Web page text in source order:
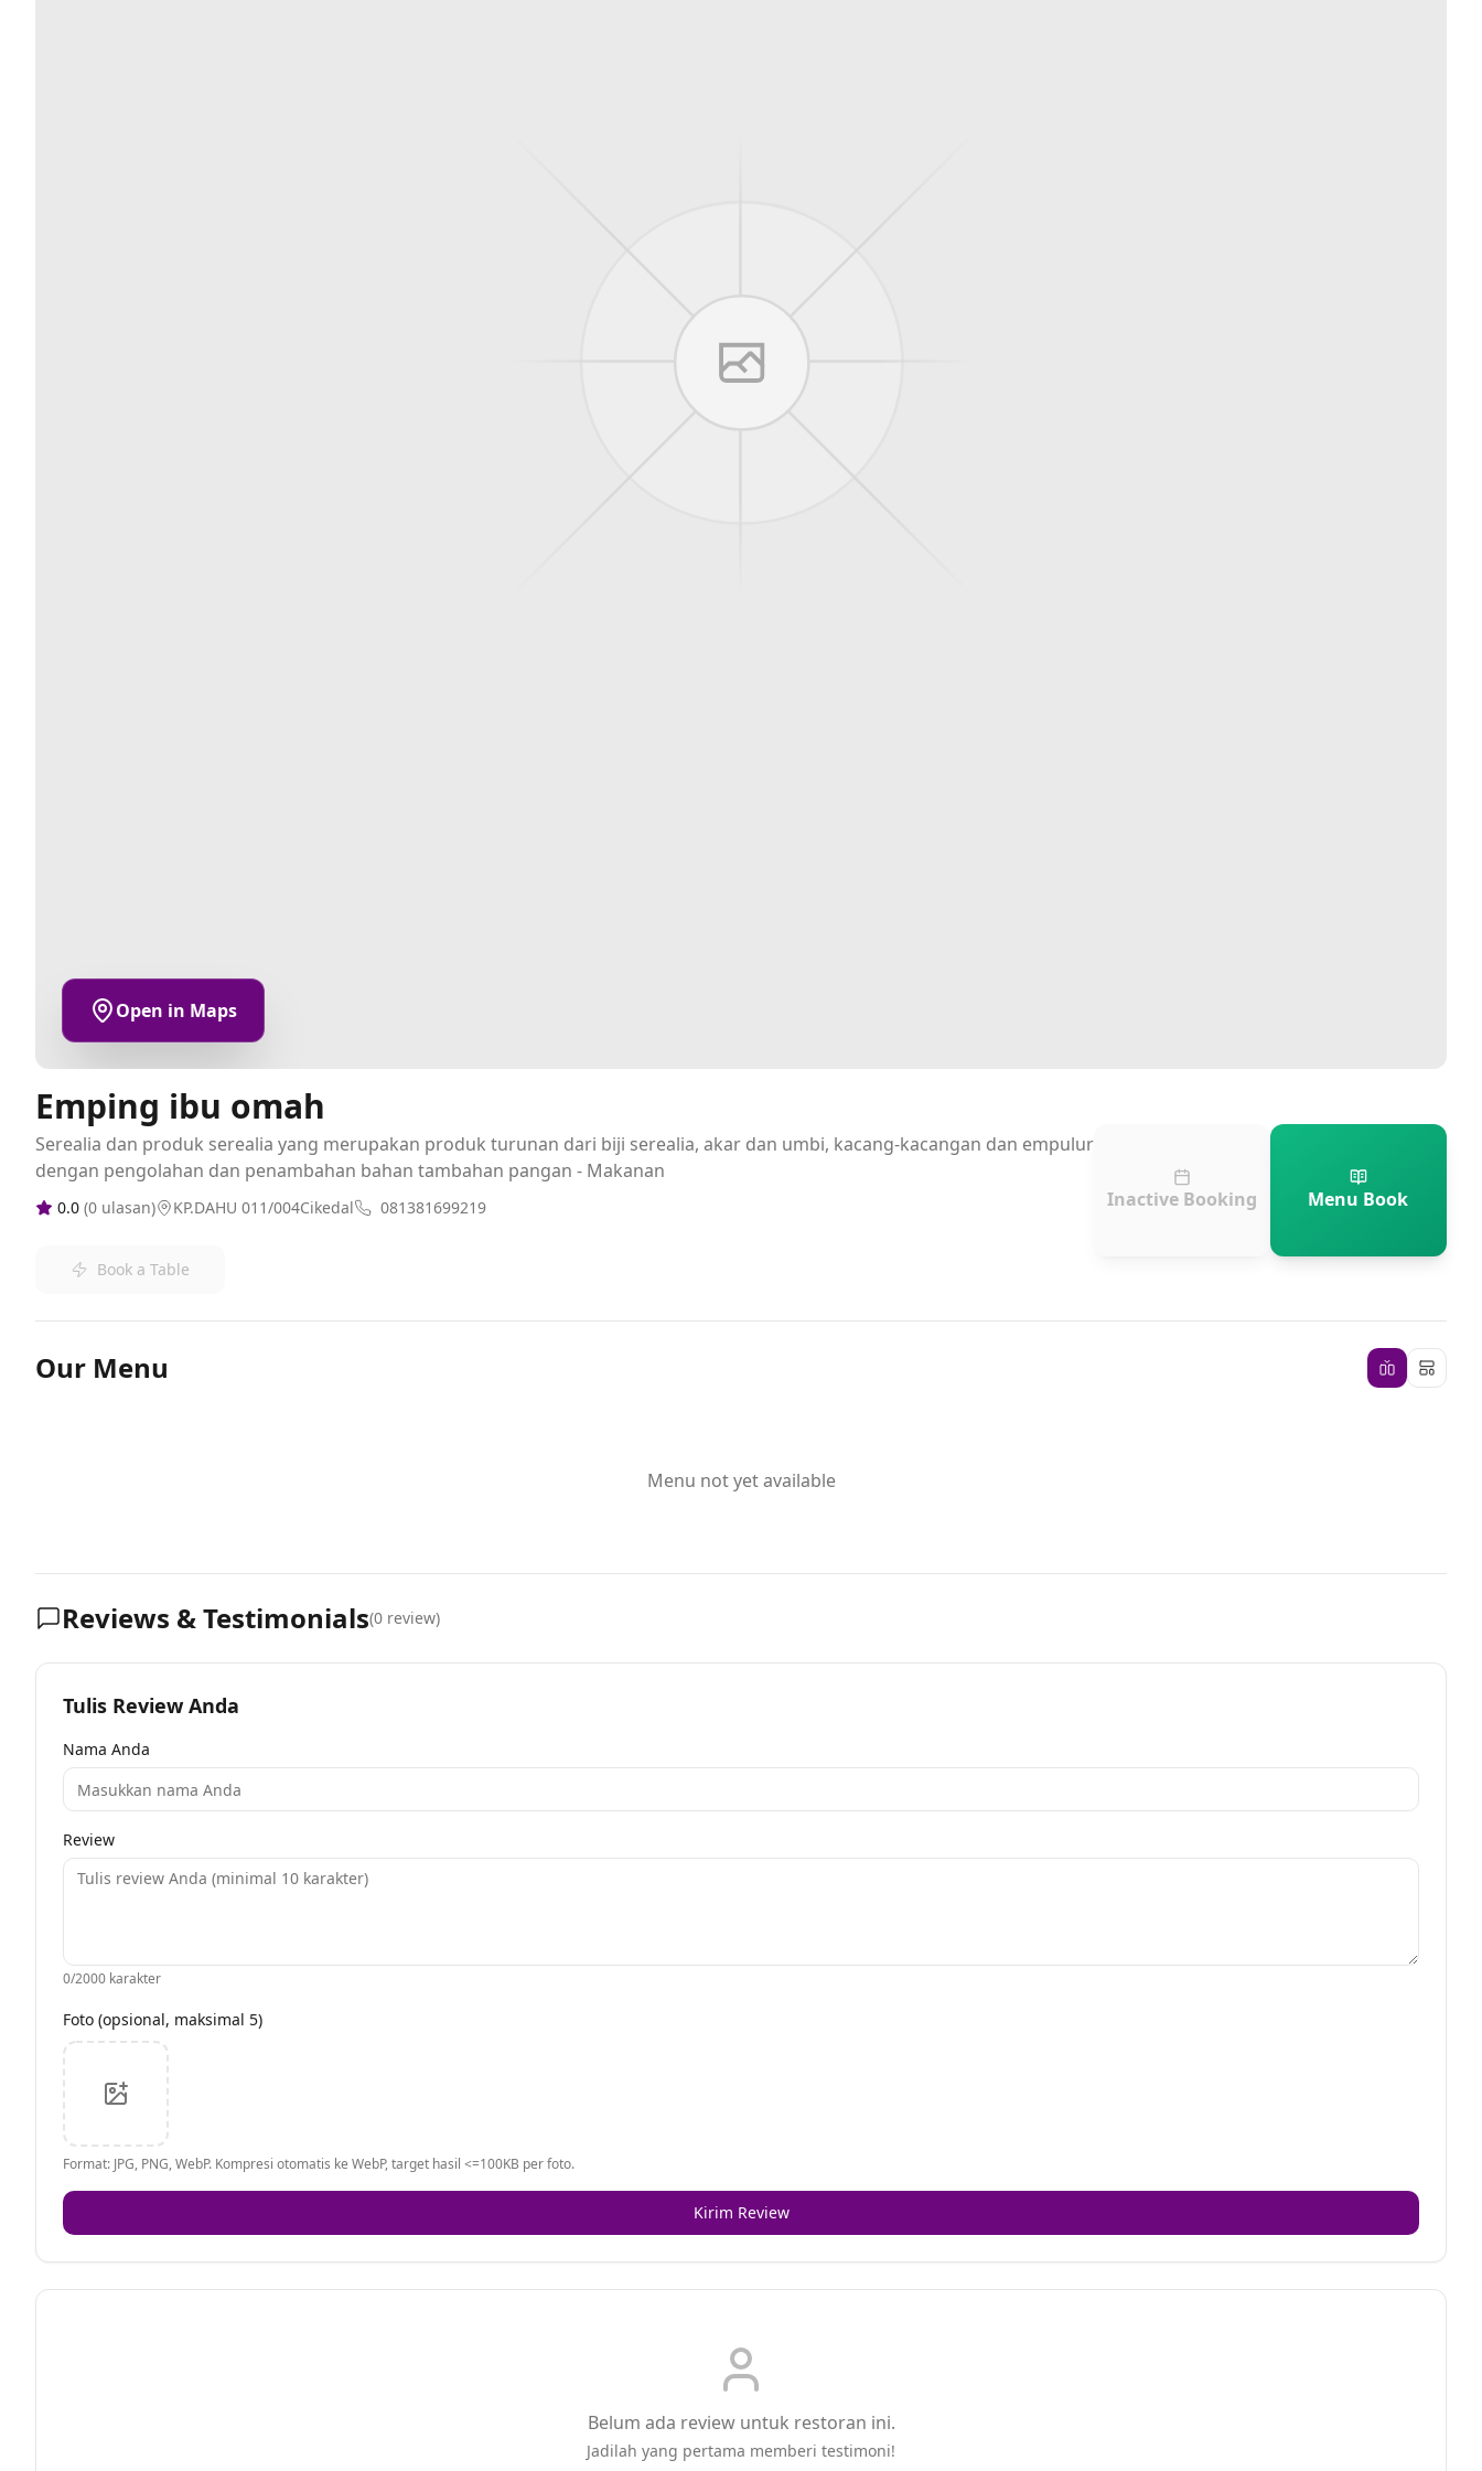
Open in Maps
Emping ibu omah
Serealia dan produk serealia yang merupakan produk turunan dari biji serealia, akar dan umbi, kacang-kacangan dan empulur
dengan pengolahan dan penambahan bahan tambahan pangan - Makanan
0.0 (0 ulasan) KP.DAHU 011/004Cikedal 081381699219
Book a Table
Inactive Booking Menu Book
Our Menu
Menu not yet available
Reviews & Testimonials(0 review)
Tulis Review Anda
Nama Anda
Review
0/2000 karakter
Foto (opsional, maksimal 5)
Format: JPG, PNG, WebP. Kompresi otomatis ke WebP, target hasil <=100KB per foto.
Kirim Review
Belum ada review untuk restoran ini.
Jadilah yang pertama memberi testimoni!